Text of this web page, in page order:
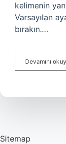
kelimenin
Varsayılan
bırakın.…
Devamını
Sitemap